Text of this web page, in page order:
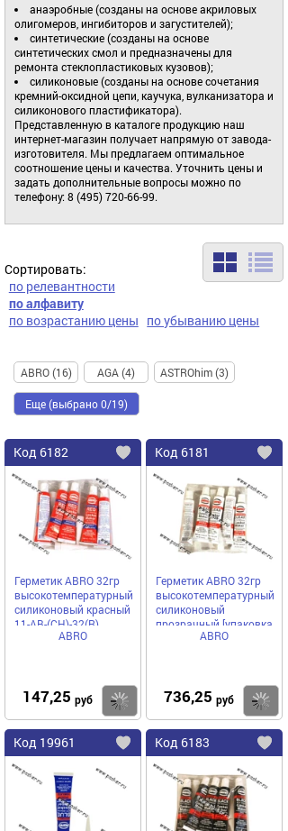
анаэробные (созданы на основе акриловых
олигомеров, ингибиторов и загустителей);
синтетические (созданы на основе
синтетических смол и предназначены для
ремонта стеклопластиковых кузовов);
силиконовые (созданы на основе сочетания
кремний-оксидной цепи, каучука, вулканизатора и
силиконового пластификатора).
Представленную в каталоге продукцию наш
интернет-магазин получает напрямую от завода-
изготовителя. Мы предлагаем оптимальное
соотношение цены и качества. Уточнить цены и
задать дополнительные вопросы можно по
телефону: 8 (495) 720-66-99.
Сортировать:
по релевантности
по алфавиту
по возрастанию цены по убыванию цены
ABRO (16) AGA (4) ASTROhim (3)
Еще (выбрано 0/19)
Код 6182
Добавить
избранное
Герметик ABRO 32гр
высокотемпературный
силиконовый красный
11-AB-(CH)-32(R)
ABRO
147,25 руб Купить
Код 6181
Герметик ABRO 32гр
высокотемпературный
силиконовый
прозрачный [упаковка
ABRO
736,25 руб
Код 19961
Добавить
избранное
Код 6183